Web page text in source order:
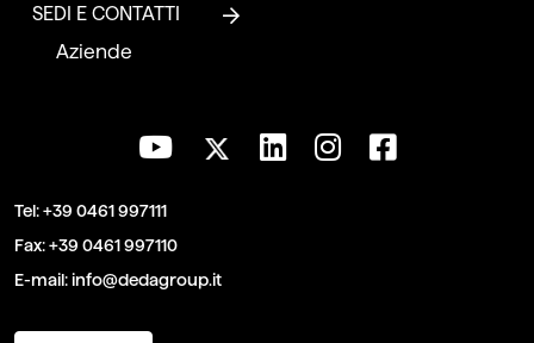
SEDI E CONTATTI
Aziende
Tel:+39 0461 997111
Fax:+39 0461 997110
E-mail:info@dedagroup.it